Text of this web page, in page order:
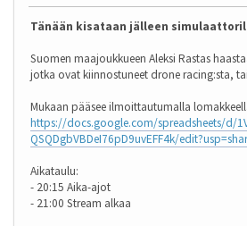
Tänään kisataan jälleen
Suomen maajoukkueen Aleksi Rastas
jotka ovat kiinnostuneet drone racing:sta,
Mukaan pääsee ilmoittautumalla
https://docs.google.com/spreadsheets/d/
QSQDgbVBDeI76pD9uvEFF4k/
Aikataulu:
- 20:15 Aika-ajot
- 21:00 Stream alkaa